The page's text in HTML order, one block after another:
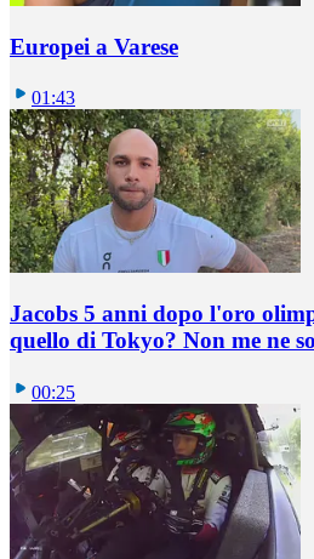
Europei a Varese
01:43
Jacobs 5 anni dopo l'oro
quello di Tokyo? Non me ne
00:25